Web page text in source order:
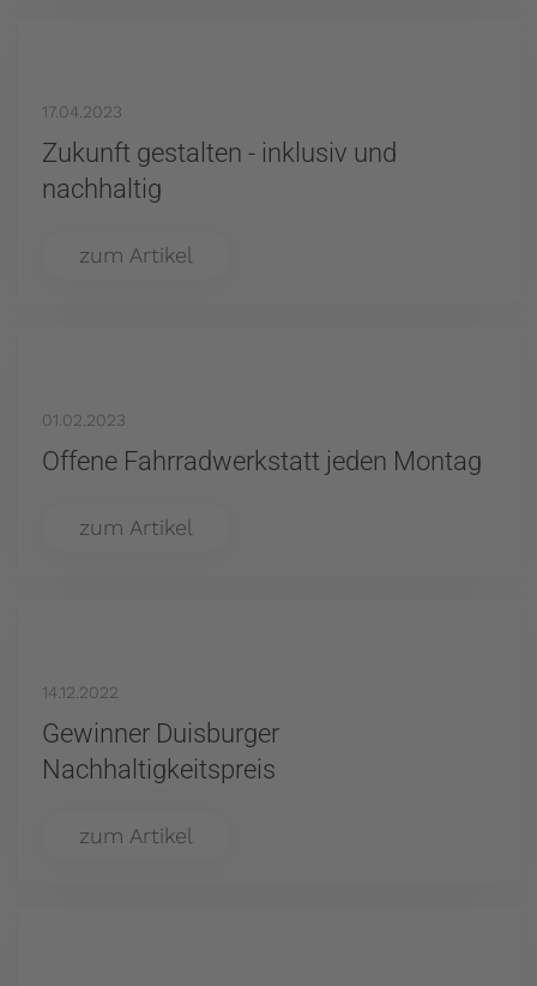
17.04.2023
Zukunft gestalten - inklusiv und
nachhaltig
zum Artikel
01.02.2023
Offene Fahrradwerkstatt jeden Montag
zum Artikel
14.12.2022
Gewinner Duisburger
Nachhaltigkeitspreis
zum Artikel